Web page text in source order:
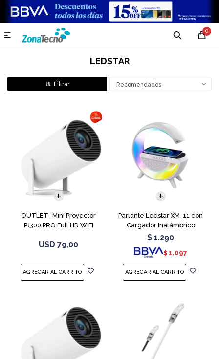
0

LEDSTAR
Recomendados
OUTLET- Mini Proyector
PJ300 PRO Full HD WIFI
USD 79,00
Parlante Ledstar XM-11 con
Cargador Inalámbrico
$ 1.290
$ 1.097